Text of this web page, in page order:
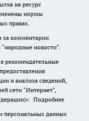
на ресурс
нормы
правах.
за комментарии
"народные новости".
рекомендательные
и анализа сведений,
сети "Интернет",
Подробнее
персональных данных